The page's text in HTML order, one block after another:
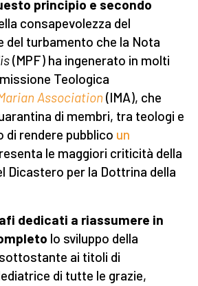
principio e secondo
consapevolezza del
del turbamento che la Nota
(MPF) ha ingenerato in molti
Teologica
Association (IMA), che
di membri, tra teologi e
di rendere pubblico un
le maggiori criticità della
Dicastero per la Dottrina della
dedicati a riassumere in
lo sviluppo della
ai titoli di
di tutte le grazie,